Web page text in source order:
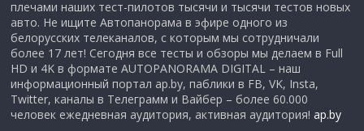
плечами наших тест-пилотов тысячи и тысячи тестов новых
авто. Не ищите Автопанорама в эфире одного из
белорусских телеканалов, с которым мы сотрудничали
более 17 лет! Сегодня все тесты и обзоры мы делаем в Full
HD и 4K в формате AUTOPANORAMA DIGITAL – наш
информационный портал ap.by, паблики в FB, VK, Insta,
Twitter, каналы в Телеграмм и Вайбер – более 60.000
человек ежедневная аудитория, активная аудитория!ap.by